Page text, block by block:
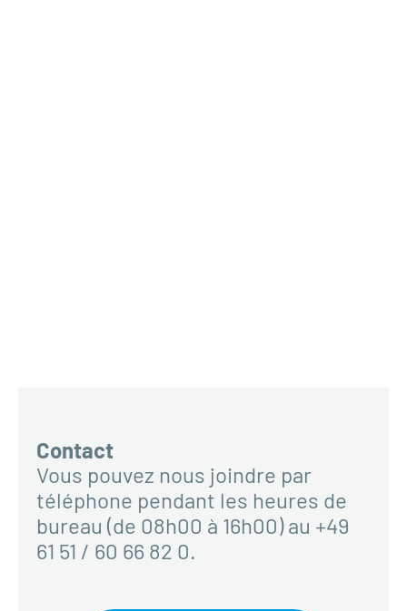
Contact
Vous pouvez nous joindre par
téléphone pendant les heures de
bureau (de 08h00 à 16h00) au +49
61 51 / 60 66 82 0.